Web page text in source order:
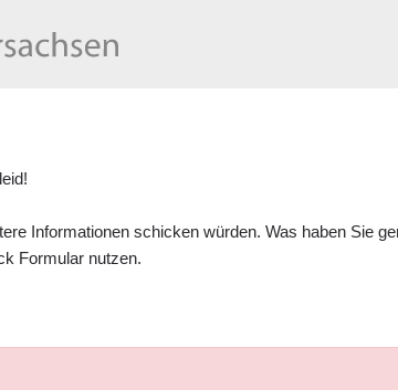
Informationen schicken würden. Was haben Sie
Formular nutzen.